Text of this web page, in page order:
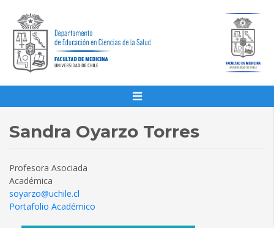
Sandra Oyarzo Torres
Profesora Asociada
Académica
soyarzo@uchile.cl
Portafolio Académico